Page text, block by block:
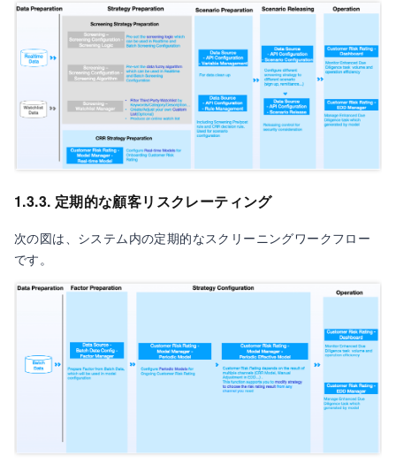
1.3.3. 定期的な顧客リスクレーティング
次の図は、システム内の定期的なスクリーニングワークフロー
です。